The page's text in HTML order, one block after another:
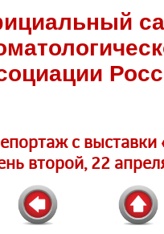
c выставки
второй, 22